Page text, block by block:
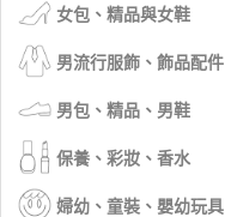
女包、精品與女鞋
男流行服飾、飾品配件
男包、精品、男鞋
保養、彩妝、香水
婦幼、童裝、嬰幼玩具